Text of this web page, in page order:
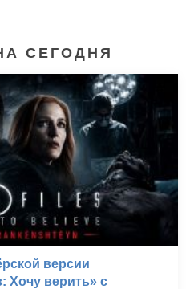
лабиринте
СЕГОДНЯ
версии
Хочу верить» с